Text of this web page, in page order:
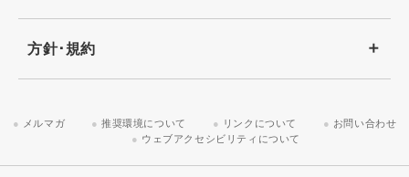
方針･規約
メルマガ 推奨環境について リンクについて
お問い合わせ
ウェブアクセシビリティについて